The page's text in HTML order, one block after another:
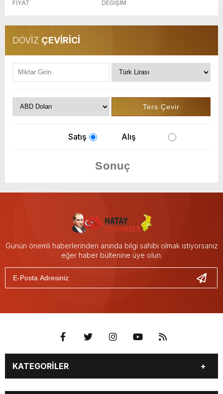
FİYAT DEĞİŞİM
DÖVİZ ÇEVİRİCİ
Satış Alış
Günün önemli haberlerinden anında bilgi sahibi olmak istiyorsanız
eğer haber bültenine üye olun.
KATEGORİLER
GÜNDEM DÜNYA